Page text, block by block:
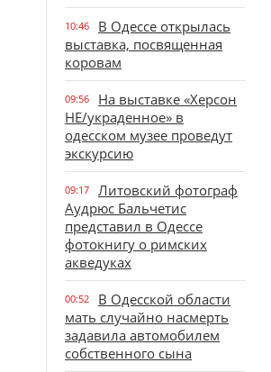
10:46
В Одессе открылась
выставка, посвященная
коровам
09:56
На выставке «Херсон
НЕ/украденное» в
одесском музее проведут
экскурсию
09:17
Литовский фотограф
Аудрюс Бальчетис
представил в Одессе
фотокнигу о римских
акведуках
00:52
В Одесской области
мать случайно насмерть
задавила автомобилем
собственного сына